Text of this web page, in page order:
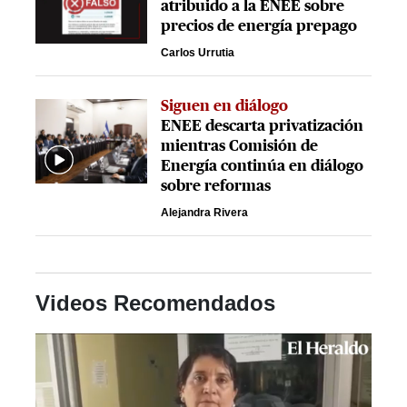
atribuido a la ENEE sobre
precios de energía prepago
Carlos Urrutia
Siguen en diálogo
ENEE descarta privatización
mientras Comisión de
Energía continúa en diálogo
sobre reformas
Alejandra Rivera
Videos Recomendados